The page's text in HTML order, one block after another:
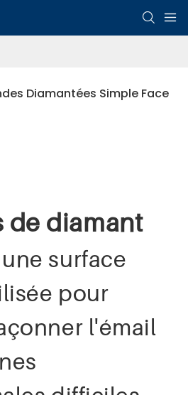
Diamantées Simple Face
de diamant
surface
pour
l'émail